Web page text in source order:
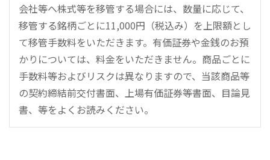
会社等へ株式等を移管する場合には、数量に応じて、
移管する銘柄ごとに11,000円（税込み）を上限額とし
て移管手数料をいただきます。有価証券や金銭のお預
かりについては、料金をいただきません。商品ごとに
手数料等およびリスクは異なりますので、当該商品等
の契約締結前交付書面、上場有価証券等書面、目論見
書、等をよくお読みください。